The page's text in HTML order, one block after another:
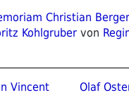
Christian Berger
Kohlgruber von
Vincent
Nächster
Olaf